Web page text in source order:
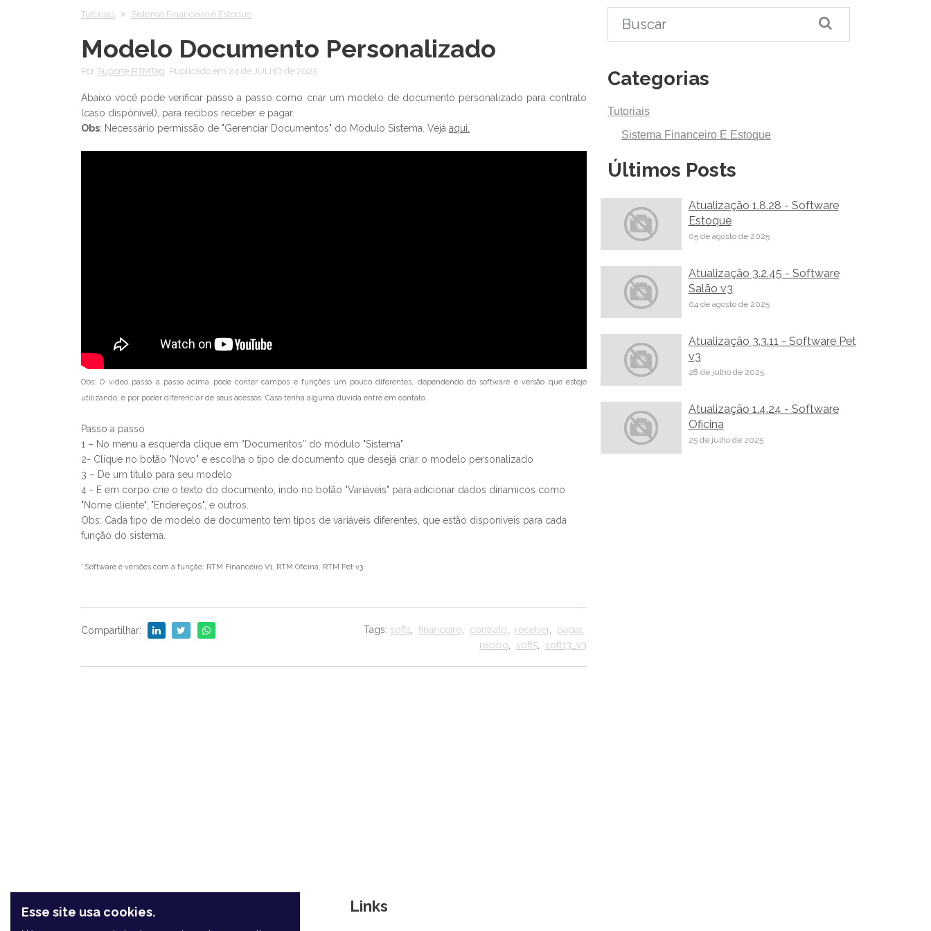
Tutoriais Sistema Financeiro e Estoque
Modelo Documento Personalizado
Por Suporte RTMTag. Puplicado em 24 de JULHO de 2025
Abaixo você pode verificar passo a passo como criar um modelo de documento personalizado para contrato
(caso dispónivel), para recibos receber e pagar.
Obs: Necessário permissão de "Gerenciar Documentos" do Módulo Sistema. Vejá aqui.
Obs:O vídeo passo a passo acima pode conter campos e funções um pouco diferentes, dependendo do software e versão que esteje
utilizando, e por poder diferenciar de seus acessos. Caso tenha alguma duvída entre em contato.
Passo a passo
1 – No menu a esquerda clique em “Documentos” do módulo "Sistema"
2- Clique no botão "Novo" e escolha o tipo de documento que desejá criar o modelo personalizado
3 – De um título para seu modelo
4 - E em corpo crie o texto do documento, indo no botão "Variáveis" para adicionar dados dinamicos como
"Nome cliente", "Endereços", e outros.
Obs: Cada tipo de modelo de documento tem tipos de variáveis diferentes, que estão disponiveis para cada
função do sistema.
* Software e versões com a função: RTM Financeiro V1, RTM Oficina, RTM Pet v3
Compartilhar: Tags: soft1 financeiro contrato receber, pagar,
recibo
soft5 soft13_v3
Categorias
Tutoriais
Sistema Financeiro E Estoque
Últimos Posts
Atualização 1.8.28 - Software
Estoque
05 de agosto de 2025
Atualização 3.2.45 - Software
Salão v3
04 de agosto de 2025
Atualização 3.3.11 - Software Pet
v3
28 de julho de 2025
Atualização 1.4.24 - Software
Oficina
25 de julho de 2025
RTMTag Links
Esse site usa cookies.